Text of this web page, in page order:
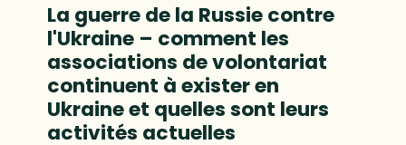
La guerre de la Russie contre
l'Ukraine – comment les
associations de volontariat
continuent à exister en
Ukraine et quelles sont leurs
activités actuelles